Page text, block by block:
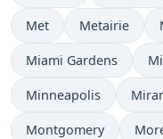
Met Metairie
Miami Gardens
Minneapolis
Montgomery